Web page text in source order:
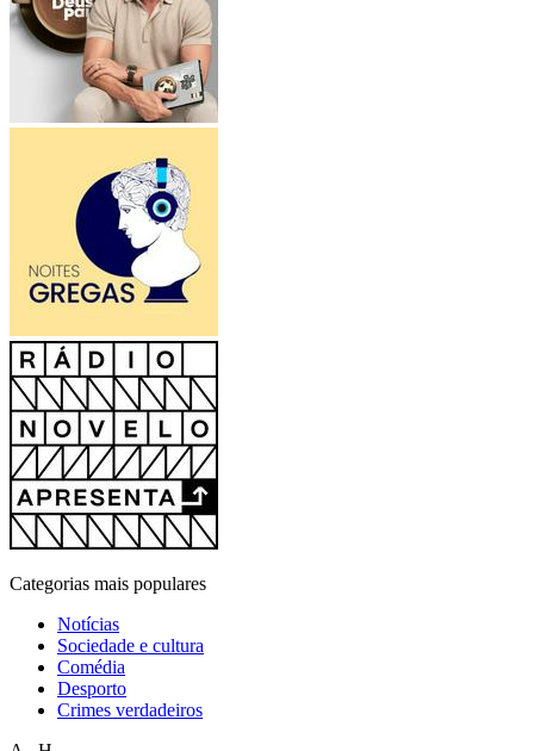
Categorias mais populares
Notícias
Sociedade e cultura
Comédia
Desporto
Crimes verdadeiros